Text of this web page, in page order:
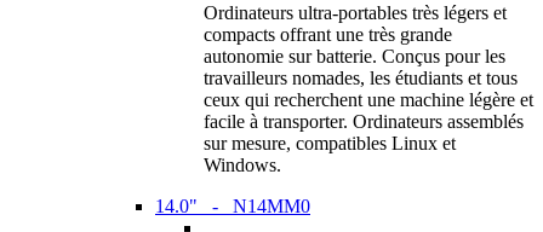
Ordinateurs ultra-portables très légers et
compacts offrant une très grande
autonomie sur batterie. Conçus pour les
travailleurs nomades, les étudiants et tous
ceux qui recherchent une machine légère et
facile à transporter. Ordinateurs assemblés
sur mesure, compatibles Linux et
Windows.
14.0" - N14MM0